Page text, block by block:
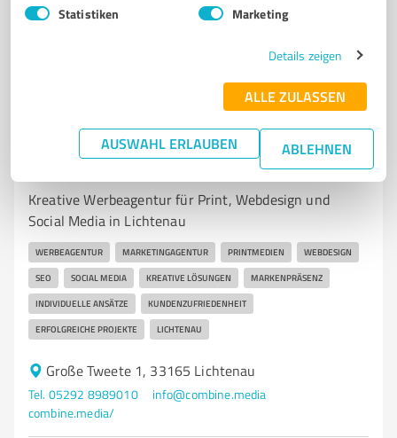
Statistiken Marketing
Details zeigen
ALLE ZULASSEN
AUSWAHL ERLAUBEN ABLEHNEN
Sie möchten auch hier gelistet werden?
Registrieren Sie sich jetzt und werden Sie ein von
Marketing
Kreative Werbeagentur für Print, Webdesign und
Social Media in Lichtenau
WERBEAGENTUR MARKETINGAGENTUR PRINTMEDIEN WEBDESIGN
SEO SOCIAL MEDIA KREATIVE LÖSUNGEN MARKENPRÄSENZ
INDIVIDUELLE ANSÄTZE KUNDENZUFRIEDENHEIT
ERFOLGREICHE PROJEKTE LICHTENAU
Große Tweete 1, 33165 Lichtenau
Tel. 05292 8989010
info@combine.media
combine.media/